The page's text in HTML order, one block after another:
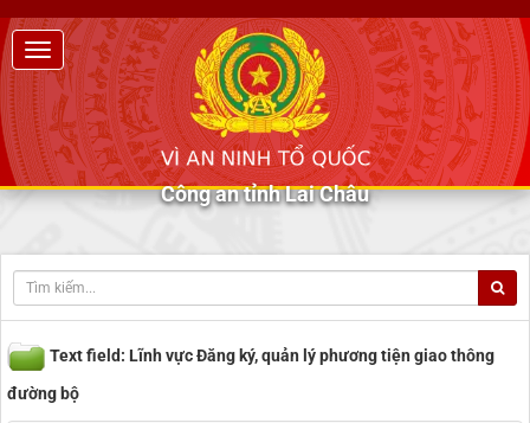
Công an tỉnh Lai Châu
Text field: Lĩnh vực Đăng ký, quản lý phương tiện giao thông
đường bộ